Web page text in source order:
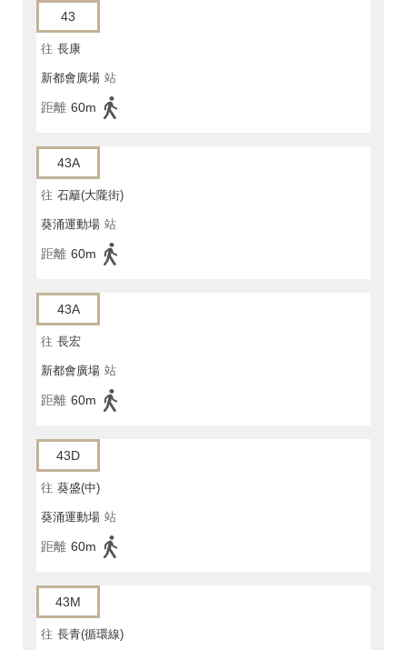
43
往 長康
新都會廣場 站
距離 60m
43A
往 石籬(大隴街)
葵涌運動場 站
距離 60m
43A
往 長宏
新都會廣場 站
距離 60m
43D
往 葵盛(中)
葵涌運動場 站
距離 60m
43M
往 長青(循環線)